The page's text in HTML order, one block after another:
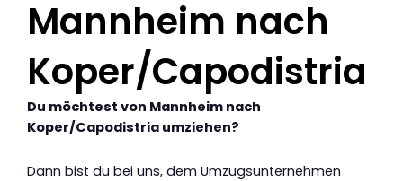
Mannheim nach
Koper/Capodistria
Du möchtest von Mannheim nach
Koper/Capodistria umziehen?
Dann bist du bei uns, dem Umzugsunternehmen